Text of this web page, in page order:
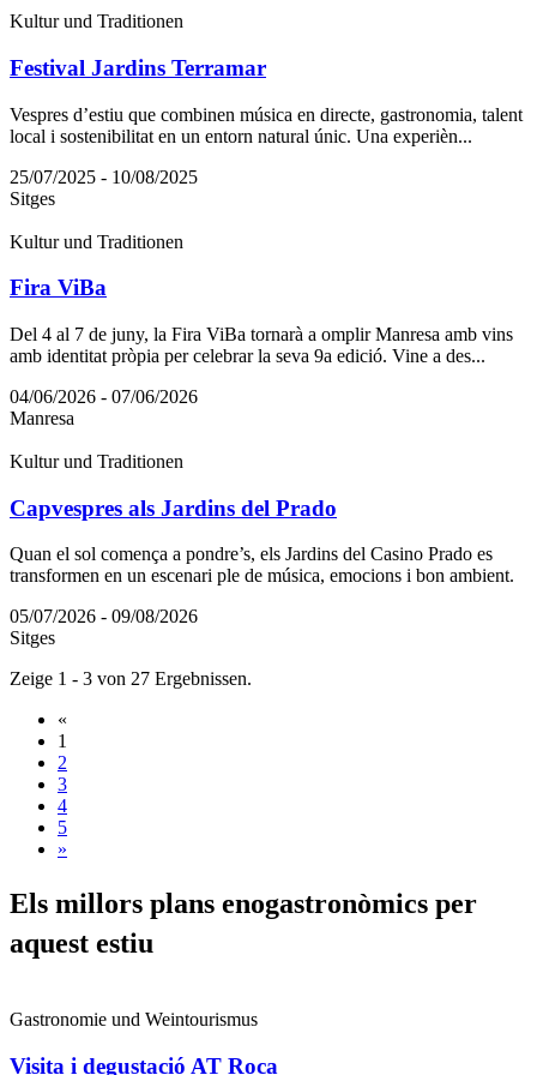
Kultur und Traditionen
Festival Jardins Terramar
Vespres d’estiu que combinen música en directe, gastronomia, talent
local i sostenibilitat en un entorn natural únic. Una experièn...
25/07/2025 - 10/08/2025
Sitges
Kultur und Traditionen
Fira ViBa
Del 4 al 7 de juny, la Fira ViBa tornarà a omplir Manresa amb vins
amb identitat pròpia per celebrar la seva 9a edició. Vine a des...
04/06/2026 - 07/06/2026
Manresa
Kultur und Traditionen
Capvespres als Jardins del Prado
Quan el sol comença a pondre’s, els Jardins del Casino Prado es
transformen en un escenari ple de música, emocions i bon ambient.
05/07/2026 - 09/08/2026
Sitges
Zeige 1 - 3 von 27 Ergebnissen.
«
1
2
3
4
5
»
Els millors plans enogastronòmics per
aquest estiu
Gastronomie und Weintourismus
Visita i degustació AT Roca